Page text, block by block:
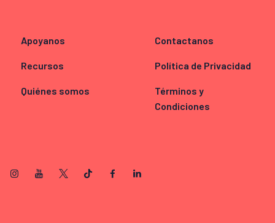
Apoyanos
Recursos
Quiénes somos
Contactanos
Política de Privacidad
Términos y
Condiciones